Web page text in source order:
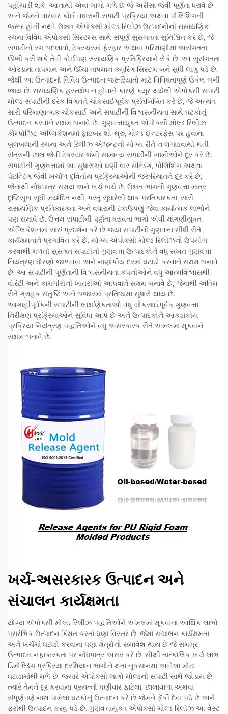
પહોંચાડી શકે. આનાથી એવા ભાગો મળે છે જે અરીસા જેવી પૂર્ણતા ધરાવે છે
અને જેમને વારંવાર કોઈ વધારાની સપાટી પ્રક્રિયા અથવા પોલિશિંગની
જરૂર હોતી નથી. ઉન્નત એપોક્સી મોલ્ડ રિલીઝ ઉત્પાદનોની રાસાયણિક
રચના વિવિધ એપોક્સી સિસ્ટમ્સ સાથે સંપૂર્ણ સુસંગતતા સુનિશ્ચિત કરે છે, જે
સપાટીનો રંગ બદલાવો, ટેક્સ્ચરમાં ફેરફાર અથવા પરિમાણોમાં અસંગતતા
ઊભી કરી શકે તેવી કોઈપણ રાસાયણિક પ્રતિક્રિયાને રોકે છે. આ સુસંગતતા
ઓરડાના તાપમાન અને ઊંચા તાપમાન ક્યુરિંગ સિસ્ટમ બંને સુધી લાગુ પડે છે,
જેથી આ ઉત્પાદનો વિવિધ ઉત્પાદન જરૂરિયાતો માટે વિવિધતાપૂર્ણ ઉકેલ બની
જાય છે. રાસાયણિક હસ્તક્ષેપ ન હોવાને કારણે ક્યુર થયેલી એપોક્સી સપાટી
મોલ્ડ સપાટીની દરેક વિગતને ચોકસાઈપૂર્વક પ્રતિબિંબિત કરે છે, જે અત્યંત
સારી પરિમાણાત્મક ચોકસાઈ અને સપાટીની વિશ્વસનીયતા સાથે ઘટકોનું
ઉત્પાદન કરવાને સક્ષમ બનાવે છે. ગુણવત્તાયુક્ત એપોક્સી મોલ્ડ રિલીઝ
કોમ્પોઝિટ એપ્લિકેશનમાં ફાઇબર શો-થ્રુ, મોલ્ડ ઈન્ટરફેસ પર હવાના
બુલબલાની રચના અને રિલીઝ એજન્ટની યોગ્ય રીતે ન લગાડવાથી થતી
સંત્રાની છાલ જેવી ટેક્સ્ચર જેવી સામાન્ય સપાટીની ખામીઓને દૂર કરે છે.
સપાટીની ગુણવત્તામાં આ સુધારાઓ ઘણી વાર સેન્ડિંગ, પોલિશિંગ અથવા
પેઇન્ટિંગ જેવી ખર્ચાળ દ્વિતીય પ્રક્રિયાઓની જરૂરિયાતને દૂર કરે છે,
જેનાથી નોંધપાત્ર સમય અને ખર્ચ બચે છે. ઉન્નત ભાગની ગુણવત્તા માત્ર
દૃષ્ટિસુખ સુધી મર્યાદિત નથી, પરંતુ સુધારેલી થાક પ્રતિકારકતા, સારી
રાસાયણિક પ્રતિકારકતા અને વધારાની ટકાઉપણું જેવા કાર્યાત્મક લાભોને
પણ સમાવે છે. ઉત્તમ સપાટીની પૂર્ણતા ધરાવતા ભાગો એવી માંગણીયુક્ત
એપ્લિકેશનમાં સારું પ્રદર્શન કરે છે જ્યાં સપાટીની ગુણવત્તા સીધી રીતે
કાર્યક્ષમતાને પ્રભાવિત કરે છે. યોગ્ય એપોક્સી મોલ્ડ રિલીઝનો ઉપયોગ
કરવાથી મળતી સુસંગત સપાટીની ગુણવત્તા ઉત્પાદકોને વધુ સખત ગુણવત્તા
નિયંત્રણ ધોરણો જાળવવા અને નાણાંકીય દરમાં ઘટાડો કરવાને સક્ષમ બનાવે
છે. આ સપાટીની પૂર્ણતાની વિશ્વસનીયતા કંપનીઓને વધુ આત્મવિશ્વાસથી
વૉરંટી અને કામગીરીની ખાતરીઓ આપવાને સક્ષમ બનાવે છે, જેનાથી અંતિમ
રીતે ગ્રાહક સંતુષ્ટિ અને બજારમાં પ્રતિષ્ઠામાં સુધારો થાય છે.
આગાહીપૂર્વકની સપાટીની લાક્ષણિકતાઓ વધુ ચોકસાઈપૂર્વક ગુણવત્તા
નિરીક્ષણ પ્રક્રિયાઓને સુવિધા આપે છે અને ઉત્પાદકોને આંકડાકીય
પ્રક્રિયા નિયંત્રણ પદ્ધતિઓને વધુ અસરકારક રીતે અમલમાં મૂકવાને
સક્ષમ બનાવે છે.
ખર્ચ-અસરકારક ઉત્પાદન અને
સંચાલન કાર્યક્ષમતા
યોગ્ય એપોક્સી મોલ્ડ રિલીઝ પદ્ધતિઓને અમલમાં મૂકવાના આર્થિક લાભો
પ્રારંભિક ઉત્પાદન કિંમત કરતાં ઘણા વિસ્તરે છે, જેમાં સંચાલન કાર્યક્ષમતા
અને ખર્ચમાં ઘટાડો કરવાના ઘણા ક્ષેત્રોનો સમાવેશ થાય છે જે સમગ્ર
ઉત્પાદન નફાકારકતા પર નોંધપાત્ર અસર કરે છે. સૌથી તાત્કાલિક ખર્ચ લાભ
ડિમોલ્ડિંગ પ્રક્રિયા દરમિયાન ભાગોને થતા નુકસાનમાં આવેલા મોટા
ઘટાડામાંથી મળે છે. જ્યારે એપોક્સી ભાગો મોલ્ડની સપાટી સાથે જોડાય છે,
ત્યારે તેમને દૂર કરવાના પ્રયત્નો ઘણીવાર ફાટેલા, છાલાવાળા અથવા
સંપૂર્ણપણે નાશ પામેલા ઘટકોનું ઉત્પાદન કરે છે જેમને ફેંકી દેવા પડે છે અને
ફરીથી ઉત્પાદન કરવું પડે છે. ગુણવત્તાયુક્ત એપોક્સી મોલ્ડ રિલીઝ આ વેસ્ટ